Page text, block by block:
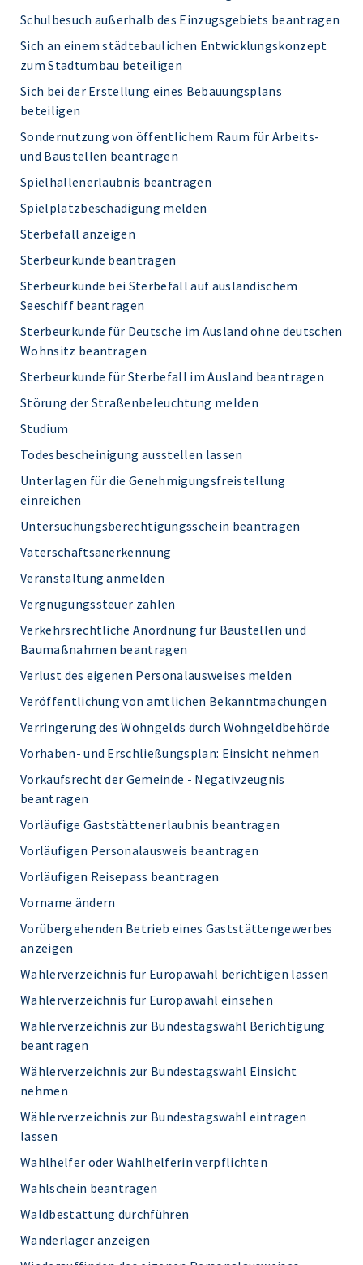
Schulbesuch außerhalb des Einzugsgebiets beantragen
Sich an einem städtebaulichen Entwicklungskonzept
zum Stadtumbau beteiligen
Sich bei der Erstellung eines Bebauungsplans
beteiligen
Sondernutzung von öffentlichem Raum für Arbeits-
und Baustellen beantragen
Spielhallenerlaubnis beantragen
Spielplatzbeschädigung melden
Sterbefall anzeigen
Sterbeurkunde beantragen
Sterbeurkunde bei Sterbefall auf ausländischem
Seeschiff beantragen
Sterbeurkunde für Deutsche im Ausland ohne deutschen
Wohnsitz beantragen
Sterbeurkunde für Sterbefall im Ausland beantragen
Störung der Straßenbeleuchtung melden
Studium
Todesbescheinigung ausstellen lassen
Unterlagen für die Genehmigungsfreistellung
einreichen
Untersuchungsberechtigungsschein beantragen
Vaterschaftsanerkennung
Veranstaltung anmelden
Vergnügungssteuer zahlen
Verkehrsrechtliche Anordnung für Baustellen und
Baumaßnahmen beantragen
Verlust des eigenen Personalausweises melden
Veröffentlichung von amtlichen Bekanntmachungen
Verringerung des Wohngelds durch Wohngeldbehörde
Vorhaben- und Erschließungsplan: Einsicht nehmen
Vorkaufsrecht der Gemeinde - Negativzeugnis
beantragen
Vorläufige Gaststättenerlaubnis beantragen
Vorläufigen Personalausweis beantragen
Vorläufigen Reisepass beantragen
Vorname ändern
Vorübergehenden Betrieb eines Gaststättengewerbes
anzeigen
Wählerverzeichnis für Europawahl berichtigen lassen
Wählerverzeichnis für Europawahl einsehen
Wählerverzeichnis zur Bundestagswahl Berichtigung
beantragen
Wählerverzeichnis zur Bundestagswahl Einsicht
nehmen
Wählerverzeichnis zur Bundestagswahl eintragen
lassen
Wahlhelfer oder Wahlhelferin verpflichten
Wahlschein beantragen
Waldbestattung durchführen
Wanderlager anzeigen